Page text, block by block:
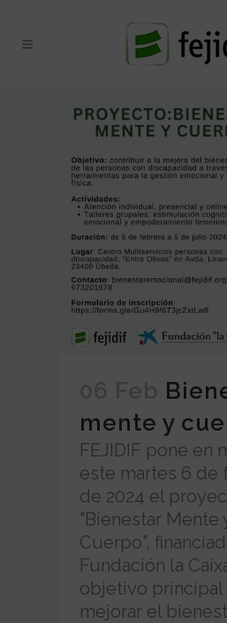
mente y
FEJIDIF pone en
este martes 6 de
de 2024 el
"Bienestar Mente
Cuerpo",
Fundación la
objetivo principal
mejorar el